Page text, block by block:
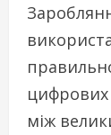
цифрових
між